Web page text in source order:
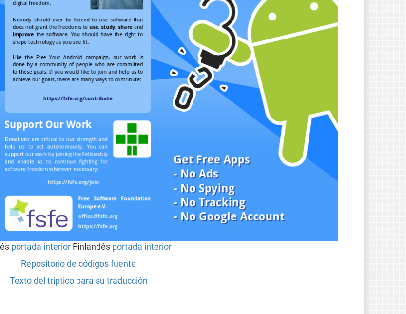
portada interiorFinlandés portada interior
Repositorio de códigos fuente
Texto del tríptico para su traducción